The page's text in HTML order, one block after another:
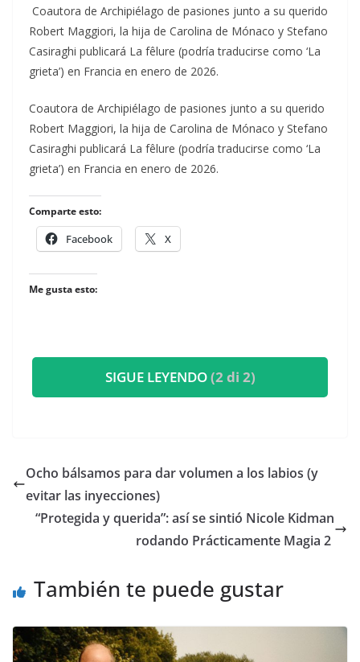
Coautora de Archipiélago de pasiones junto a su querido
Robert Maggiori, la hija de Carolina de Mónaco y Stefano
Casiraghi publicará La fêlure (podría traducirse como ‘La
grieta’) en Francia en enero de 2026.
​Coautora de Archipiélago de pasiones junto a su querido
Robert Maggiori, la hija de Carolina de Mónaco y Stefano
Casiraghi publicará La fêlure (podría traducirse como ‘La
grieta’) en Francia en enero de 2026.
Comparte esto:
Facebook X
Me gusta esto:
SIGUE LEYENDO(2 di 2)
​Ocho bálsamos para dar volumen a los labios (y
evitar las inyecciones)
​“Protegida y querida”: así se sintió Nicole Kidman
rodando Prácticamente Magia 2
También te puede gustar